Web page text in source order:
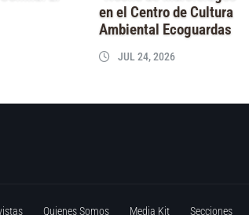
en el Centro de Cultura
Ambiental Ecoguardas
JUL 24, 2026
Quienes Somos Media Kit Secciones